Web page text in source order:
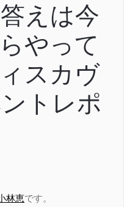
えは今
やって
スカヴ
トレポ
林恵です。